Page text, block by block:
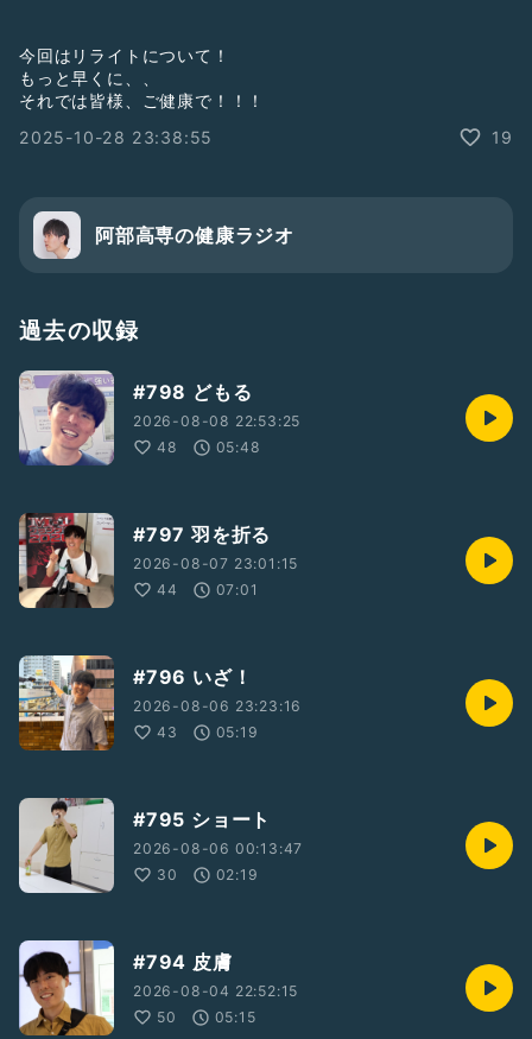
今回はリライトについて！
もっと早くに、、
それでは皆様、ご健康で！！！
2025-10-28 23:38:55
19
阿部高専の健康ラジオ
過去の収録
#798 どもる
2026-08-08 22:53:25
48
05:48
#797 羽を折る
2026-08-07 23:01:15
44
07:01
#796 いざ！
2026-08-06 23:23:16
43
05:19
#795 ショート
2026-08-06 00:13:47
30
02:19
#794 皮膚
2026-08-04 22:52:15
50
05:15